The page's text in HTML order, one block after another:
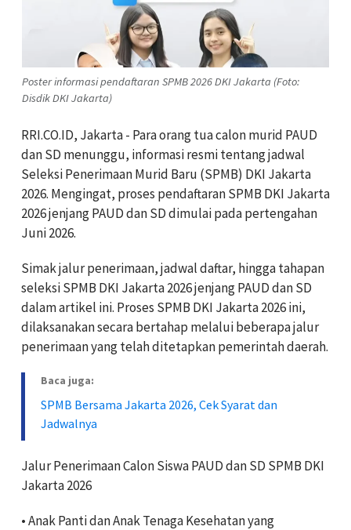
Poster informasi pendaftaran SPMB 2026 DKI Jakarta (Foto:
Disdik DKI Jakarta)
RRI.CO.ID, Jakarta - Para orang tua calon murid PAUD
dan SD menunggu, informasi resmi tentang jadwal
Seleksi Penerimaan Murid Baru (SPMB) DKI Jakarta
2026. Mengingat, proses pendaftaran SPMB DKI Jakarta
2026 jenjang PAUD dan SD dimulai pada pertengahan
Juni 2026.
Simak jalur penerimaan, jadwal daftar, hingga tahapan
seleksi SPMB DKI Jakarta 2026 jenjang PAUD dan SD
dalam artikel ini. Proses SPMB DKI Jakarta 2026 ini,
dilaksanakan secara bertahap melalui beberapa jalur
penerimaan yang telah ditetapkan pemerintah daerah.
Baca juga:
SPMB Bersama Jakarta 2026, Cek Syarat dan
Jadwalnya
Jalur Penerimaan Calon Siswa PAUD dan SD SPMB DKI
Jakarta 2026
• Anak Panti dan Anak Tenaga Kesehatan yang